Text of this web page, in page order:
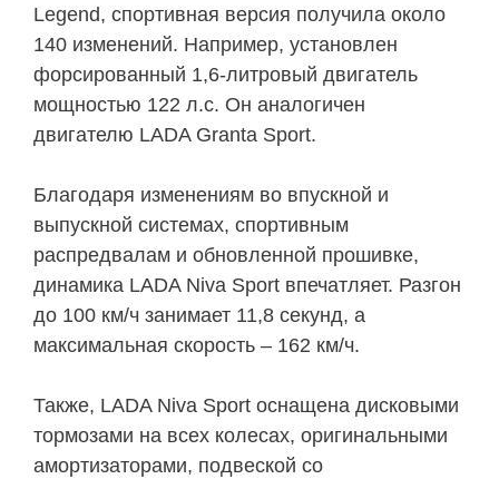
Legend, спортивная версия получила около
140 изменений. Например, установлен
форсированный 1,6-литровый двигатель
мощностью 122 л.с. Он аналогичен
двигателю LADA Granta Sport.
Благодаря изменениям во впускной и
выпускной системах, спортивным
распредвалам и обновленной прошивке,
динамика LADA Niva Sport впечатляет. Разгон
до 100 км/ч занимает 11,8 секунд, а
максимальная скорость – 162 км/ч.
Также, LADA Niva Sport оснащена дисковыми
тормозами на всех колесах, оригинальными
амортизаторами, подвеской со